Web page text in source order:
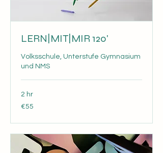
LERN|MIT|MIR 120'
Volksschule, Unterstufe Gymnasium
und NMS
2 hr
55
euros
€55